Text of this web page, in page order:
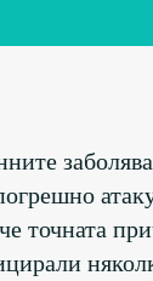
точната